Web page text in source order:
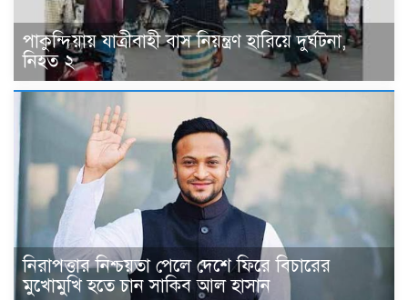
পাকুন্দিয়ায় যাত্রীবাহী বাস নিয়ন্ত্রণ হারিয়ে দুর্ঘটনা,
নিহত ২
নিরাপত্তার নিশ্চয়তা পেলে দেশে ফিরে বিচারের
মুখোমুখি হতে চান সাকিব আল হাসান